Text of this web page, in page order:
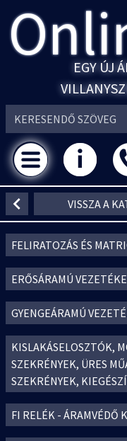
EGY ÚJ
VISSZA A
FELIRATOZÁS ÉS
ERŐSÁRAMÚ
GYENGEÁRAMÚ
KISLAKÁSELOSZTÓK,
SZEKRÉNYEK, ÜRES
SZEKRÉNYEK,
FI RELÉK - ÁRAMVÉDŐ